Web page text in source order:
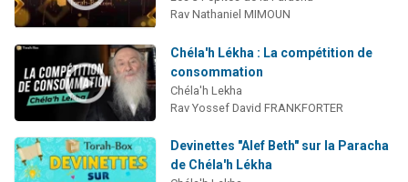
Rav Nathaniel MIMOUN
Chéla'h Lékha : La compétition de
consommation
Chéla'h Lekha
Rav Yossef David FRANKFORTER
Devinettes "Alef Beth" sur la Paracha
de Chéla'h Lékha